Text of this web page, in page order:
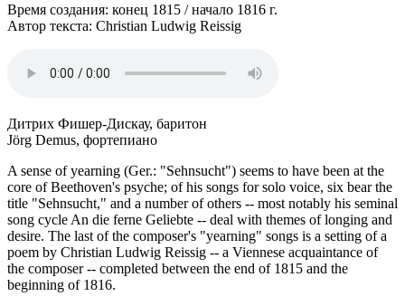
Время создания: конец 1815 / начало 1816 г.
Автор текста: Christian Ludwig Reissig
Дитрих Фишер-Дискау, баритон
Jörg Demus, фортепиано
A sense of yearning (Ger.: "Sehnsucht") seems to have been at the
core of Beethoven's psyche; of his songs for solo voice, six bear the
title "Sehnsucht," and a number of others -- most notably his seminal
song cycle An die ferne Geliebte -- deal with themes of longing and
desire. The last of the composer's "yearning" songs is a setting of a
poem by Christian Ludwig Reissig -- a Viennese acquaintance of
the composer -- completed between the end of 1815 and the
beginning of 1816.